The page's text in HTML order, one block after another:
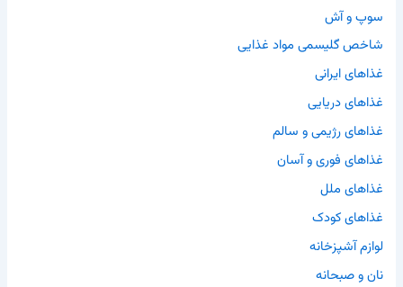
سوپ و آش
شاخص گلیسمی مواد غذایی
غذاهای ایرانی
غذاهای دریایی
غذاهای رژیمی و سالم
غذاهای فوری و آسان
غذاهای ملل
غذاهای کودک
لوازم آشپزخانه
نان و صبحانه